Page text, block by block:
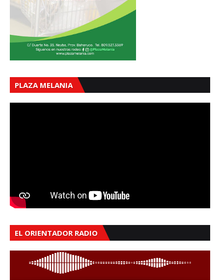
PLAZA MELANIA
EL ORIENTADOR RADIO